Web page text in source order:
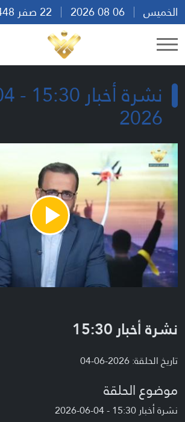
الخميس
18:10
2026
Play
Video
نشرة أخبار 15:30
تاريخ الحلقة: 2026-06-04
موضوع الحلقة
نشرة أخبار 15:30 - 04-06-2026